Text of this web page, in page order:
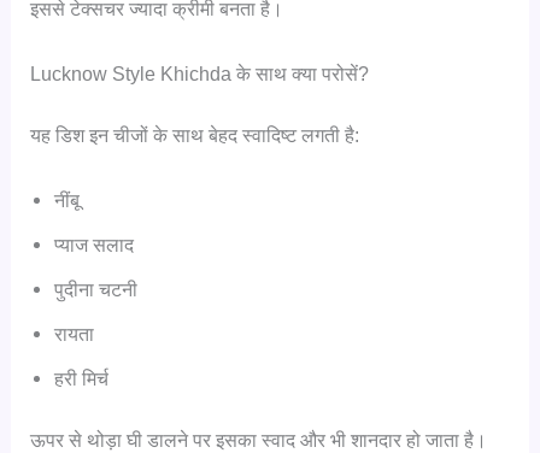
इससे टेक्सचर ज्यादा क्रीमी बनता है।
Lucknow Style Khichda के साथ क्या परोसें?
यह डिश इन चीजों के साथ बेहद स्वादिष्ट लगती है:
नींबू
प्याज सलाद
पुदीना चटनी
रायता
हरी मिर्च
ऊपर से थोड़ा घी डालने पर इसका स्वाद और भी शानदार हो जाता है।